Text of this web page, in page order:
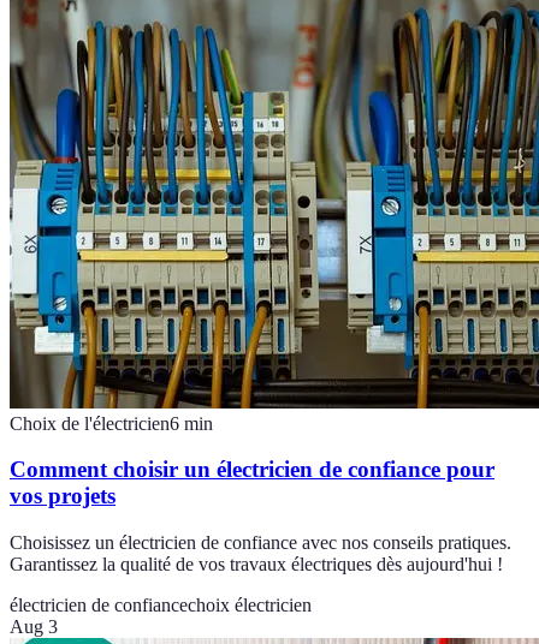
Choix de l'électricien6 min
Comment choisir un électricien de confiance pour
vos projets
Choisissez un électricien de confiance avec nos conseils pratiques.
Garantissez la qualité de vos travaux électriques dès aujourd'hui !
électricien de confiancechoix électricien
Aug 3